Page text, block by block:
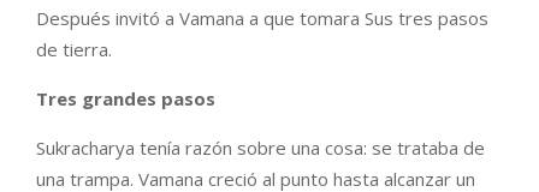
Después invitó a Vamana a que tomara Sus tres pasos
de tierra.
Tres grandes pasos
Sukracharya tenía razón sobre una cosa: se trataba de
una trampa. Vamana creció al punto hasta alcanzar un